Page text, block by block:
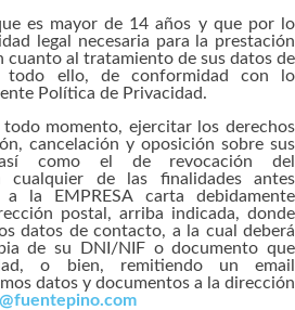
es mayor de 14 años y que por lo
legal necesaria para la prestación
cuanto al tratamiento de sus datos de
todo ello, de conformidad con lo
Política de Privacidad.
todo momento, ejercitar los derechos
cancelación y oposición sobre sus
como el de revocación del
cualquier de las finalidades antes
a la EMPRESA carta debidamente
postal, arriba indicada, donde
datos de contacto, a la cual deberá
de su DNI/NIF o documento que
o bien, remitiendo un email
datos y documentos a la dirección